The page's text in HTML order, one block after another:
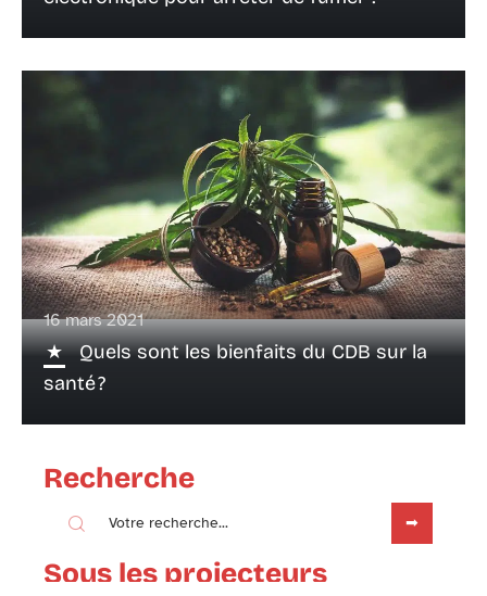
16 mars 2021
Quels sont les bienfaits du CDB sur la
santé ?
Recherche
Sous les projecteurs